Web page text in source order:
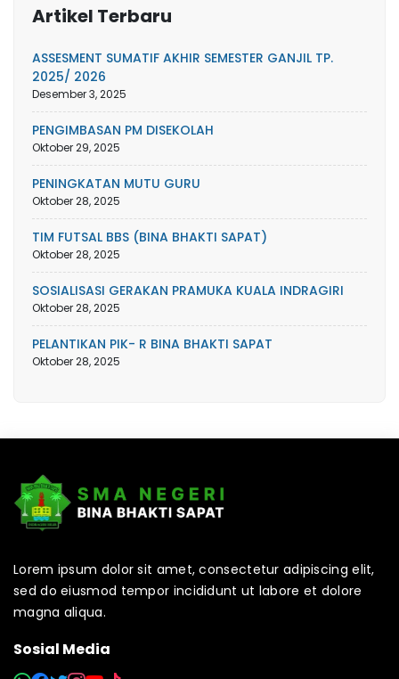
Artikel Terbaru
ASSESMENT SUMATIF AKHIR SEMESTER GANJIL TP.
2025/ 2026
Desember 3, 2025
PENGIMBASAN PM DISEKOLAH
Oktober 29, 2025
PENINGKATAN MUTU GURU
Oktober 28, 2025
TIM FUTSAL BBS (BINA BHAKTI SAPAT)
Oktober 28, 2025
SOSIALISASI GERAKAN PRAMUKA KUALA INDRAGIRI
Oktober 28, 2025
PELANTIKAN PIK- R BINA BHAKTI SAPAT
Oktober 28, 2025
Lorem ipsum dolor sit amet, consectetur adipiscing elit,
sed do eiusmod tempor incididunt ut labore et dolore
magna aliqua.
Sosial Media